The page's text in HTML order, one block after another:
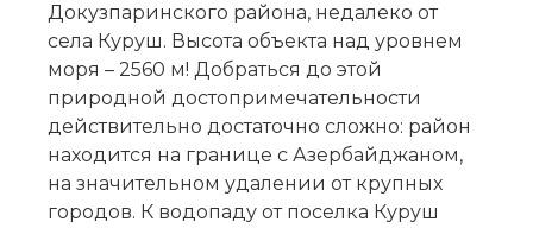
Докузпаринского района, недалеко от
села Куруш. Высота объекта над уровнем
моря – 2560 м! Добраться до этой
природной достопримечательности
действительно достаточно сложно: район
находится на границе с Азербайджаном,
на значительном удалении от крупных
городов. К водопаду от поселка Куруш